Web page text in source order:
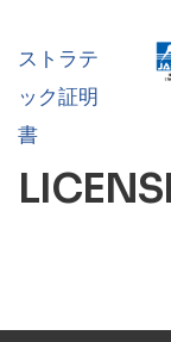
ストラテ
ック証明
書